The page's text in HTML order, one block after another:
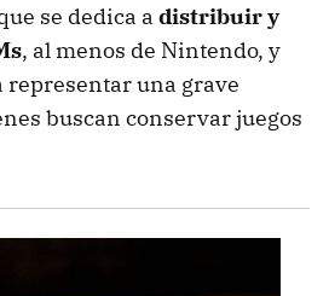
se dedica a distribuir y
, al menos de Nintendo, y
representar una grave
buscan conservar juegos